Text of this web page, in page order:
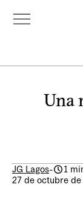
Una
JG Lagos-
1
27 de octubre